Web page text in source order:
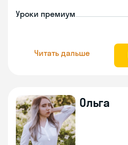
Уроки премиум
Читать дальше
Ольга